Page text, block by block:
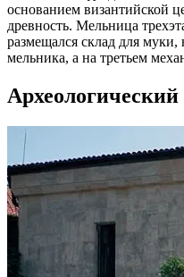
основанием византийской
древность. Мельница
размещался склад для
мельника, а на третьем